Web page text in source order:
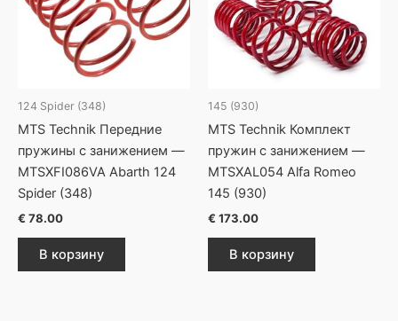
124 Spider (348)
MTS Technik Передние
пружины с занижением —
MTSXFI086VA Abarth 124
Spider (348)
€ 78.00
В корзину
145 (930)
MTS Technik Комплект
пружин с занижением —
MTSXAL054 Alfa Romeo
145 (930)
€ 173.00
В корзину